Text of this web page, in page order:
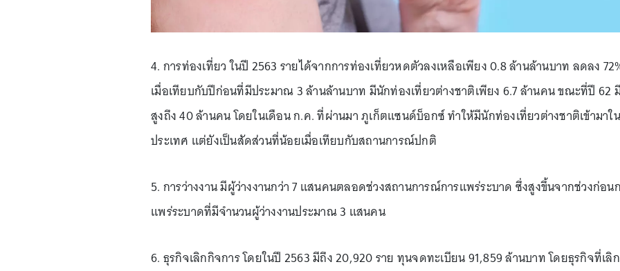
4. การท่องเที่ยว ในปี 2563 รายได้จากการท่องเที่ยวหดตัวลงเหลือเพียง 0.8 ล้านล้านบาท ลดลง
เมื่อเทียบกับปีก่อนที่มีประมาณ 3 ล้านล้านบาท มีนักท่องเที่ยวต่างชาติเพียง 6.7 ล้านคน ขณะที่ปี 62 มี
สูงถึง 40 ล้านคน โดยในเดือน ก.ค. ที่ผ่านมา ภูเก็ตแซนด์บ็อกซ์ ทำให้มีนักท่องเที่ยวต่างชาติเข้ามาใน
ประเทศ แต่ยังเป็นสัดส่วนที่น้อยเมื่อเทียบกับสถานการณ์ปกติ
5. การว่างงาน มีผู้ว่างงานกว่า 7 แสนคนตลอดช่วงสถานการณ์การแพร่ระบาด ซึ่งสูงขึ้นจากช่วงก่อน
แพร่ระบาดที่มีจำนวนผู้ว่างงานประมาณ 3 แสนคน
6. ธุรกิจเลิกกิจการ โดยในปี 2563 มีถึง 20,920 ราย ทุนจดทะเบียน 91,859 ล้านบาท โดยธุรกิจที่เลิก